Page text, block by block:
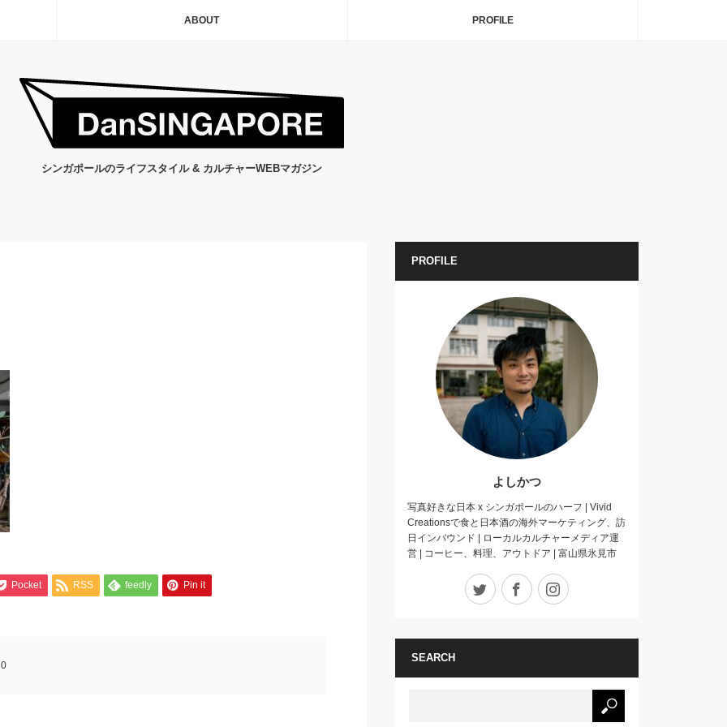
ABOUT PROFILE
シンガポールのライフスタイル & カルチャーWEBマガジン
Pocket RSS feedly Pin it
0
PROFILE
よしかつ
写真好きな日本 x シンガポールのハーフ | Vivid
Creationsで食と日本酒の海外マーケティング、訪
日インバウンド | ローカルカルチャーメディア運
営 | コーヒー、料理、アウトドア | 富山県氷見市
Twitter Facebook
SEARCH